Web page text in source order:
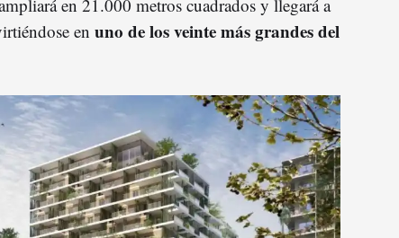
en 21.000 metros cuadrados y llegará a
en uno de los veinte más grandes del